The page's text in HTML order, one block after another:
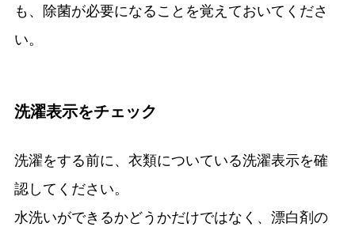
も、除菌が必要になることを覚えておいてくださ
い。
洗濯表示をチェック
洗濯をする前に、衣類についている洗濯表示を確
認してください。
水洗いができるかどうかだけではなく、漂白剤の